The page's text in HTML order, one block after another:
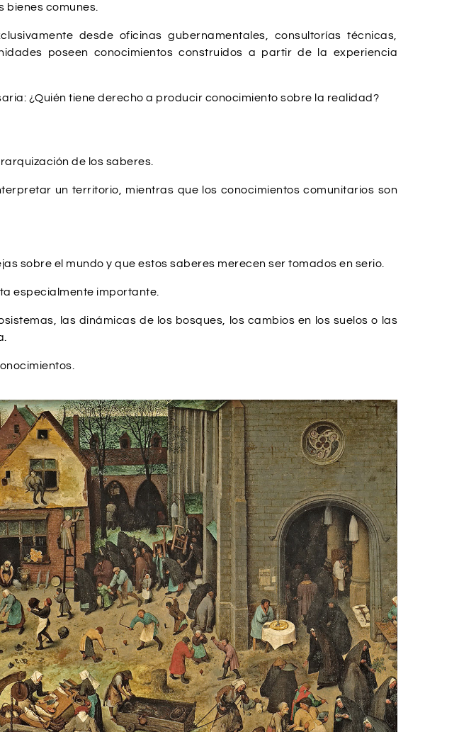
bienes comunes.
desde oficinas gubernamentales, consultorías técnicas,
poseen conocimientos construidos a partir de la experiencia
¿Quién tiene derecho a producir conocimiento sobre la realidad?
de los saberes.
un territorio, mientras que los conocimientos comunitarios son
sobre el mundo y que estos saberes merecen ser tomados en serio.
especialmente importante.
las dinámicas de los bosques, los cambios en los suelos o las